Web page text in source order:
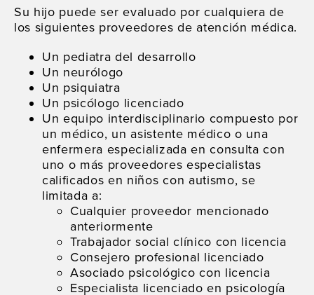
Su hijo puede ser evaluado por cualquiera de
los siguientes proveedores de atención médica.
Un pediatra del desarrollo
Un neurólogo
Un psiquiatra
Un psicólogo licenciado
Un equipo interdisciplinario compuesto por
un médico, un asistente médico o una
enfermera especializada en consulta con
uno o más proveedores especialistas
calificados en niños con autismo, se
limitada a:
Cualquier proveedor mencionado
anteriormente
Trabajador social clínico con licencia
Consejero profesional licenciado
Asociado psicológico con licencia
Especialista licenciado en psicología